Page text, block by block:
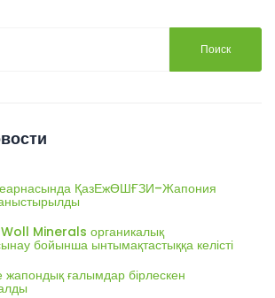
ҚазЕжӨШҒЗИ–Жапония
Minerals органикалық
бойынша ынтымақтастыққа келісті
жапондық ғалымдар бірлескен